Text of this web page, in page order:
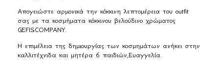
Απογειώστε αρμονικά την κόκκινη λεπτομέρεια του outfit
σας με τα κοσμήματα κόκκινου βελούδινο χρώματος
GEFISCOMPANY.
Η επιμέλεια της δημιουργίας των κοσμημάτων ανήκει στην
καλλιτέχνιδα και μητέρα 6 παιδιών,Ευαγγελία.